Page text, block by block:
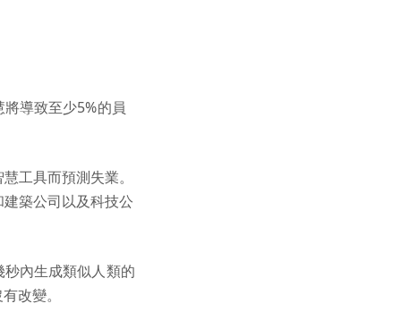
導致至少5%的員
工具而預測失業。
築公司以及科技公
內生成類似人類的
改變。